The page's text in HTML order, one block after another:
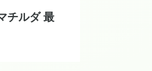
ルダ 最